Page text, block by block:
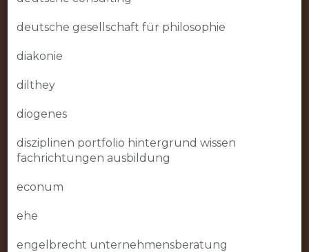
deutsche gesellschaft für philosophie
diakonie
dilthey
diogenes
disziplinen portfolio hintergrund wissen
fachrichtungen ausbildung
econum
ehe
engelbrecht unternehmensberatung